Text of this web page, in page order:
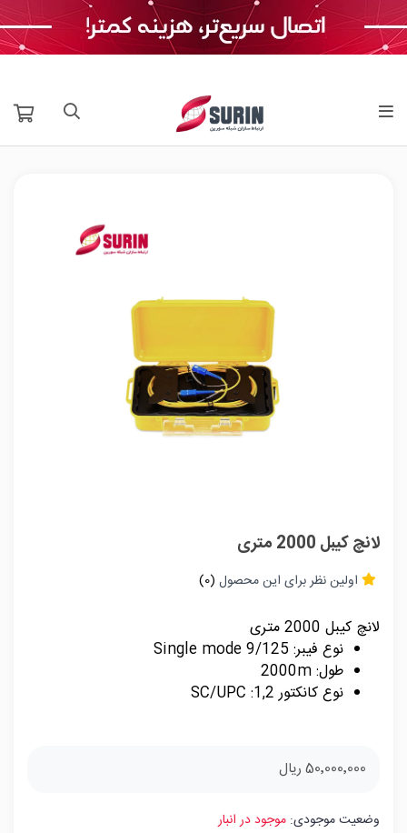
لانچ کیبل 2000 متری
اولین نظر برای این محصول (0)
لانچ کیبل 2000 متری
نوع فیبر: 9/125 Single mode
طول: 2000m
نوع کانکتور 1,2: SC/UPC
50٬000٬000 ریال
وضعیت موجودی: موجود در انبار